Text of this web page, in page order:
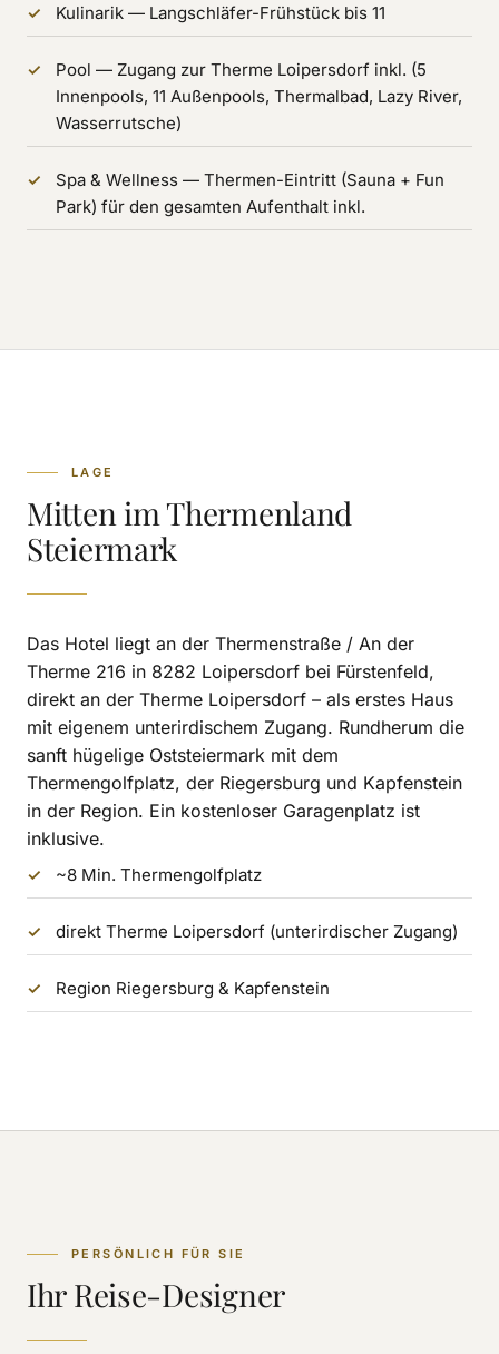
Kulinarik — Langschläfer-Frühstück bis 11
Pool — Zugang zur Therme Loipersdorf inkl. (5
Innenpools, 11 Außenpools, Thermalbad, Lazy River,
Wasserrutsche)
Spa & Wellness — Thermen-Eintritt (Sauna + Fun
Park) für den gesamten Aufenthalt inkl.
LAGE
Mitten im Thermenland
Steiermark
Das Hotel liegt an der Thermenstraße / An der
Therme 216 in 8282 Loipersdorf bei Fürstenfeld,
direkt an der Therme Loipersdorf – als erstes Haus
mit eigenem unterirdischem Zugang. Rundherum die
sanft hügelige Oststeiermark mit dem
Thermengolfplatz, der Riegersburg und Kapfenstein
in der Region. Ein kostenloser Garagenplatz ist
inklusive.
~8 Min. Thermengolfplatz
direkt Therme Loipersdorf (unterirdischer Zugang)
Region Riegersburg & Kapfenstein
PERSÖNLICH FÜR SIE
Ihr Reise-Designer